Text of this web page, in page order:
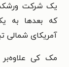
یک شرکت
که بعدها به
آمریکای شمالی
مک کی علاوه‌بر